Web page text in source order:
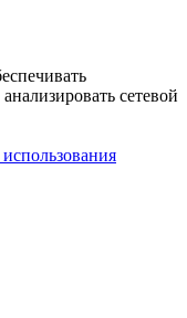
сетевой